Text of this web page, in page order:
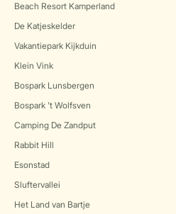
Beach Resort Kamperland
De Katjeskelder
Vakantiepark Kijkduin
Klein Vink
Bospark Lunsbergen
Bospark 't Wolfsven
Camping De Zandput
Rabbit Hill
Esonstad
Sluftervallei
Het Land van Bartje